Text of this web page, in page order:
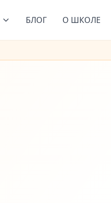
БЛОГ О ШКОЛЕ